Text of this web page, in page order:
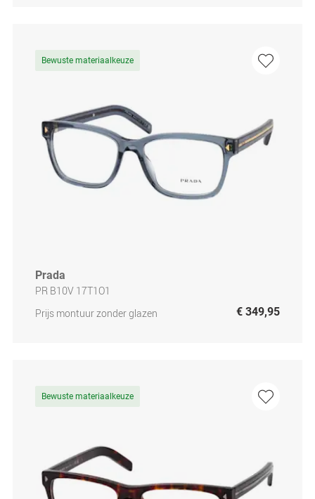
Bewuste materiaalkeuze
Prada
PR B10V 17T1O1
Prijs montuur zonder glazen
€ 349,95
Bewuste materiaalkeuze